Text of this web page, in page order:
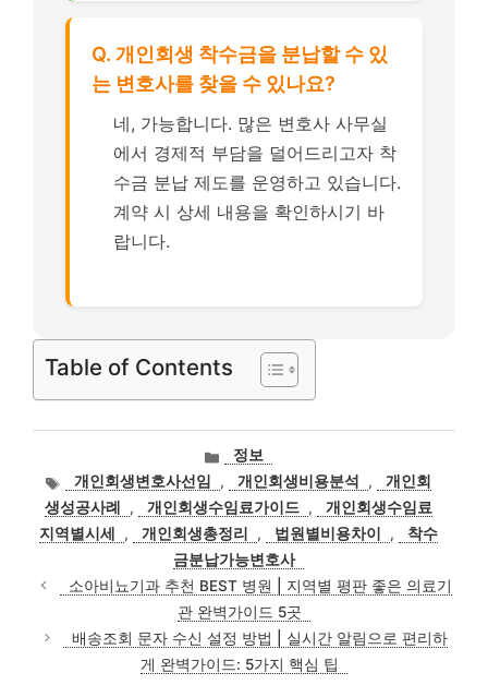
Q. 개인회생 착수금을 분납할 수 있
는 변호사를 찾을 수 있나요?
네, 가능합니다. 많은 변호사 사무실
에서 경제적 부담을 덜어드리고자 착
수금 분납 제도를 운영하고 있습니다.
계약 시 상세 내용을 확인하시기 바
랍니다.
Table of Contents
카
테
고
리
정보
태
그
개인회생변호사선임 , 개인회생비용분석 ,
개인회
생성공사례
, 개인회생수임료가이드 ,
개인회생수임료
지역별시세
, 개인회생총정리 , 법원별비용차이 ,
착수
금분납가능변호사
소아비뇨기과 추천 BEST 병원 | 지역별 평판 좋은 의료기
관 완벽가이드 5곳
배송조회 문자 수신 설정 방법 | 실시간 알림으로 편리하
게 완벽가이드: 5가지 핵심 팁